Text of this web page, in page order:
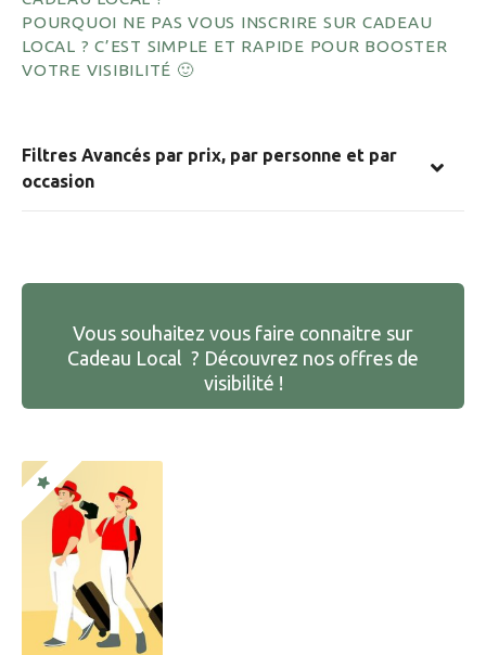
POURQUOI NE PAS VOUS INSCRIRE SUR CADEAU
LOCAL ? C’EST SIMPLE ET RAPIDE POUR BOOSTER
VOTRE VISIBILITÉ 🙂
Filtres Avancés par prix, par personne et par
occasion
Vous souhaitez vous faire connaitre sur
Cadeau Local ? Découvrez nos offres de
visibilité !